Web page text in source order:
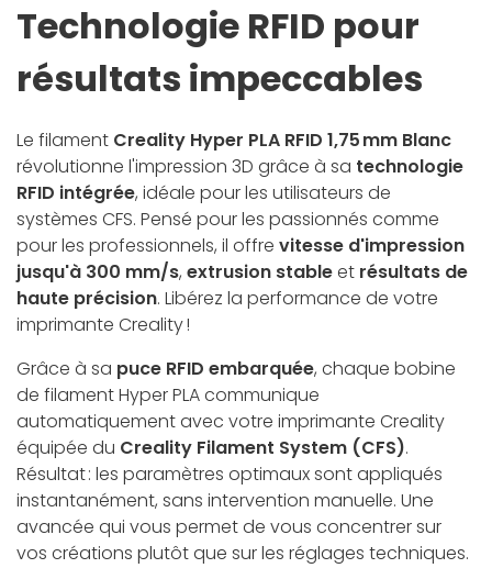
Technologie RFID pour
résultats impeccables
Le filament Creality Hyper PLA RFID 1,75 mm Blanc
révolutionne l'impression 3D grâce à sa technologie
RFID intégrée, idéale pour les utilisateurs de
systèmes CFS. Pensé pour les passionnés comme
pour les professionnels, il offre vitesse d'impression
jusqu'à 300 mm/s, extrusion stableet résultats de
haute précision. Libérez la performance de votre
imprimante Creality !
Grâce à sa puce RFID embarquée, chaque bobine
de filament Hyper PLA communique
automatiquement avec votre imprimante Creality
équipée du Creality Filament System (CFS).
Résultat : les paramètres optimaux sont appliqués
instantanément, sans intervention manuelle. Une
avancée qui vous permet de vous concentrer sur
vos créations plutôt que sur les réglages techniques.